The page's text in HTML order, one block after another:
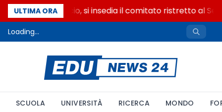
ULTIMA ORA
Riforma del calcio, si insedia il comitato ristretto al
Loading...
SCUOLA UNIVERSITÀ RICERCA MONDO